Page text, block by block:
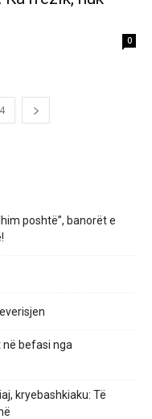
0
4
poshtë”, banorët e
në befasi nga
kryebashkiaku: Të